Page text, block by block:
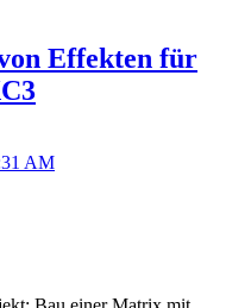
Effekten für
AM